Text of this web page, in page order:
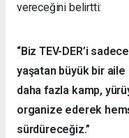
vereceğini belirtti:
“Biz TEV-DER’i
yaşatan büyük bir
daha fazla kamp,
organize ederek
sürdüreceğiz.”